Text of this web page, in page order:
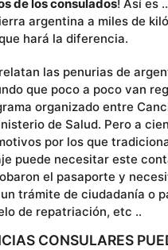
de los consulados! Así es
argentina a miles de
hará la diferencia.
las penurias de
que poco a poco van
organizado entre
de Salud. Pero a
por los que
puede necesitar este
el pasaporte y
trámite de ciudadanía o
de repatriación, etc ..
CONSULARES